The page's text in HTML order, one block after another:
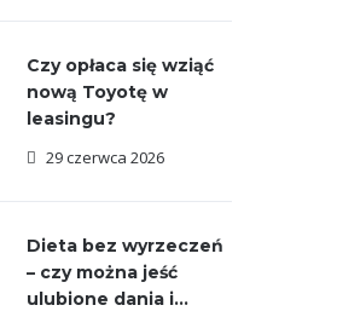
Czy opłaca się wziąć
nową Toyotę w
leasingu?
29 czerwca 2026
Dieta bez wyrzeczeń
– czy można jeść
ulubione dania i...